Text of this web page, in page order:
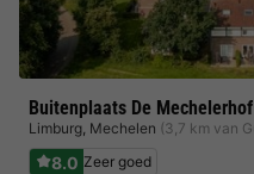
Buitenplaats De Mechelerhof
Limburg, Mechelen (3,7 km van
8.0 Zeer goed